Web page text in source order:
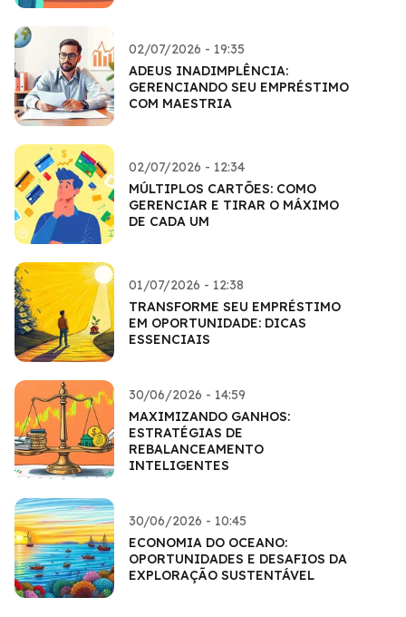
02/07/2026 - 19:35
ADEUS INADIMPLÊNCIA:
GERENCIANDO SEU EMPRÉSTIMO
COM MAESTRIA
02/07/2026 - 12:34
MÚLTIPLOS CARTÕES: COMO
GERENCIAR E TIRAR O MÁXIMO
DE CADA UM
01/07/2026 - 12:38
TRANSFORME SEU EMPRÉSTIMO
EM OPORTUNIDADE: DICAS
ESSENCIAIS
30/06/2026 - 14:59
MAXIMIZANDO GANHOS:
ESTRATÉGIAS DE
REBALANCEAMENTO
INTELIGENTES
30/06/2026 - 10:45
ECONOMIA DO OCEANO:
OPORTUNIDADES E DESAFIOS DA
EXPLORAÇÃO SUSTENTÁVEL